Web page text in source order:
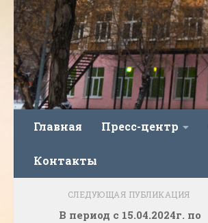
Главная Пресс-центр
Контакты
СЛЕДУЮЩАЯ ПУБЛИКАЦИЯ
В период с 15.04.2024г. по